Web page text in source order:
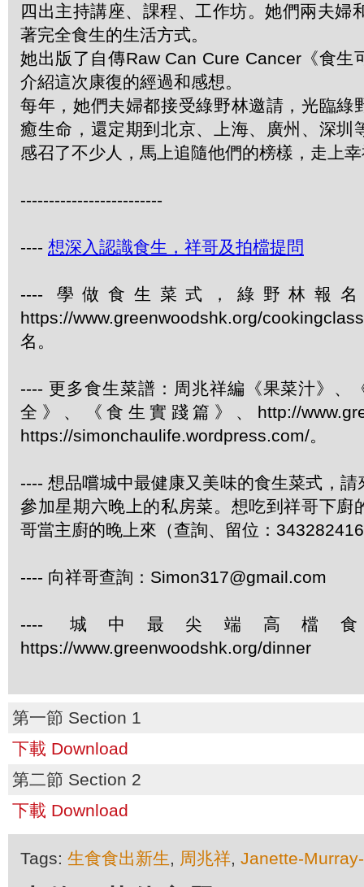
四出主持講座、課程、工作坊。她們兩夫婦
著完全食生的生活方式。
她出版了自傳Raw Can Cure Cancer《食生
介紹這次康復的經過和感想。
每年，她們夫婦都接受綠野林邀請，光臨綠
癒生命，還定期到北京、上海、廣州、深圳
感召了不少人，馬上追隨他們的榜樣，走上
-------------------------
---- 想深入認識食生，祥哥及拍檔提問
---- 學做食生菜式，綠野林報
https://www.greenwoodshk.org/
名。
---- 更多食生菜譜：周兆祥編《果菜汁》、
全》、《食生實踐篇》、http://
https://simonchaulife.wordpress.com/。
---- 想品嚐城中最健康又美味的食生菜式，
參加星期六晚上的私房菜。想吃到祥哥下廚
哥當主廚的晚上來（查詢、留位：
---- 向祥哥查詢：Simon317@gmail.com
---- 城中最尖端高檔
https://www.greenwoodshk.org/dinner
第一節 Section 1
下載 Download
第二節 Section 2
下載 Download
Tags: 生食食出新生, 周兆祥, Janette-